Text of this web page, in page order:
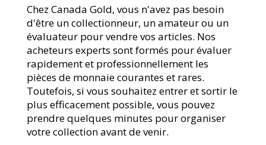
Chez Canada Gold, vous n'avez pas besoin
d'être un collectionneur, un amateur ou un
évaluateur pour vendre vos articles. Nos
acheteurs experts sont formés pour évaluer
rapidement et professionnellement les
pièces de monnaie courantes et rares.
Toutefois, si vous souhaitez entrer et sortir le
plus efficacement possible, vous pouvez
prendre quelques minutes pour organiser
votre collection avant de venir.